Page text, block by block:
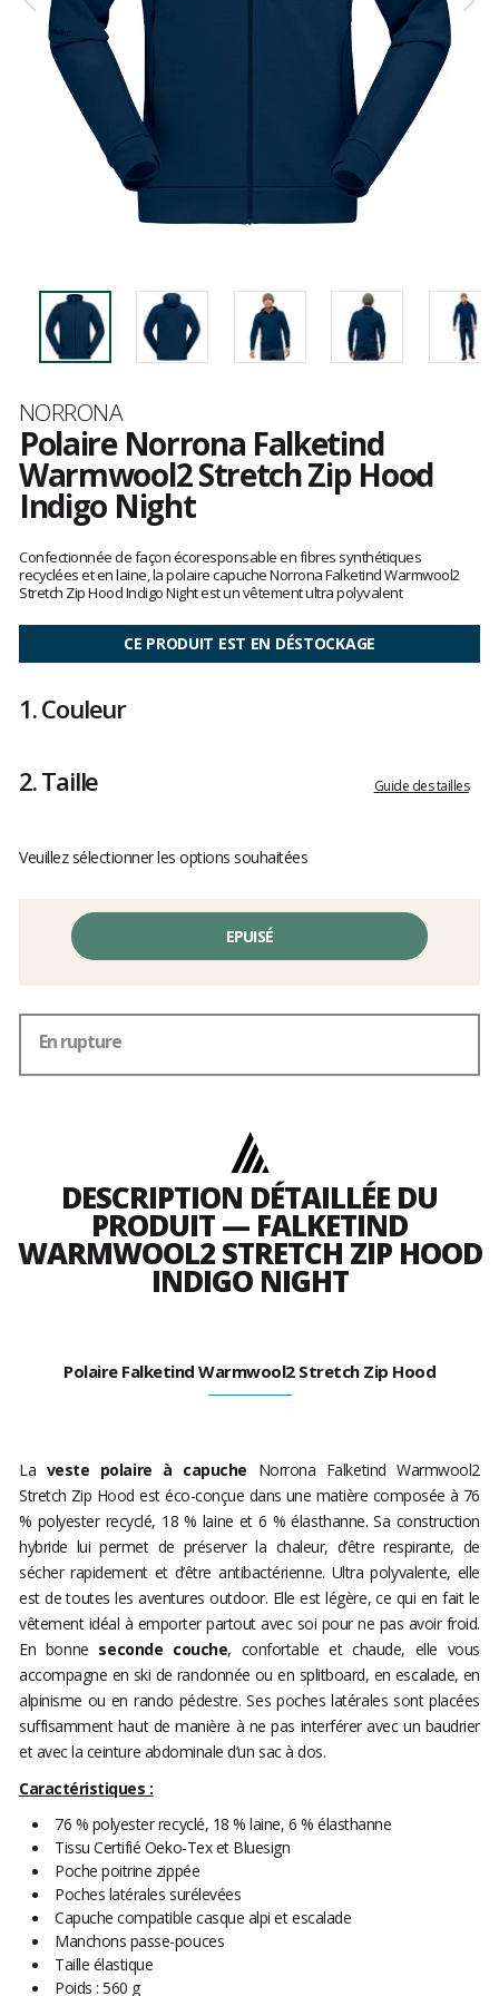
Marque
NORRONA
Polaire Norrona Falketind
Warmwool2 Stretch Zip Hood
Indigo Night
avis
clients
Confectionnée de façon écoresponsable en fibres synthétiques
recyclées et en laine, la polaire capuche Norrona Falketind Warmwool2
Stretch Zip Hood Indigo Night est un vêtement ultra polyvalent
CE PRODUIT EST EN DÉSTOCKAGE
1.Couleur
2.Taille Guide des tailles
Veuillez sélectionner les options souhaitées
EPUISÉ
En rupture
DESCRIPTION DÉTAILLÉE DU
PRODUIT — FALKETIND
WARMWOOL2 STRETCH ZIP HOOD
INDIGO NIGHT
Polaire Falketind Warmwool2 Stretch Zip Hood
La veste polaire à capuche Norrona Falketind Warmwool2
Stretch Zip Hood est éco-conçue dans une matière composée à 76
% polyester recyclé, 18 % laine et 6 % élasthanne. Sa construction
hybride lui permet de préserver la chaleur, d’être respirante, de
sécher rapidement et d’être antibactérienne. Ultra polyvalente, elle
est de toutes les aventures outdoor. Elle est légère, ce qui en fait le
vêtement idéal à emporter partout avec soi pour ne pas avoir froid.
En bonne seconde couche, confortable et chaude, elle vous
accompagne en ski de randonnée ou en splitboard, en escalade, en
alpinisme ou en rando pédestre. Ses poches latérales sont placées
suffisamment haut de manière à ne pas interférer avec un baudrier
et avec la ceinture abdominale d’un sac à dos.
Caractéristiques :
76 % polyester recyclé, 18 % laine, 6 % élasthanne
Tissu Certifié Oeko-Tex et Bluesign
Poche poitrine zippée
Poches latérales surélevées
Capuche compatible casque alpi et escalade
Manchons passe-pouces
Taille élastique
Poids : 560 g